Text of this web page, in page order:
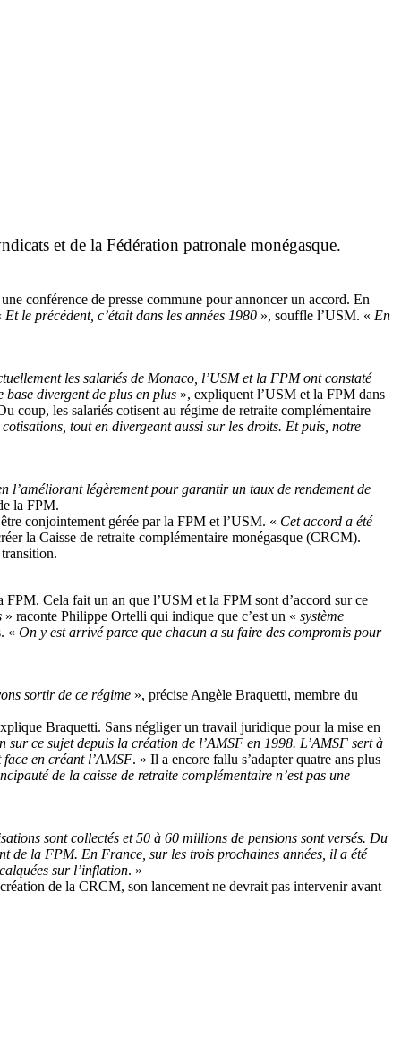
et de la Fédération patronale monégasque.
conférence de presse commune pour annoncer un accord. En
Et le précédent, c’était dans les années 1980 », souffle l’USM. « En
les salariés de Monaco, l’USM et la FPM ont constaté
divergent de plus en plus », expliquent l’USM et la FPM dans
coup, les salariés cotisent au régime de retraite complémentaire
tout en divergeant aussi sur les droits. Et puis, notre
l’améliorant légèrement pour garantir un taux de rendement de
la FPM.
conjointement gérée par la FPM et l’USM. « Cet accord a été
la Caisse de retraite complémentaire monégasque (CRCM).
FPM. Cela fait un an que l’USM et la FPM sont d’accord sur ce
» raconte Philippe Ortelli qui indique que c’est un « système
« On y est arrivé parce que chacun a su faire des compromis pour
sortir de ce régime », précise Angèle Braquetti, membre du
Braquetti. Sans négliger un travail juridique pour la mise en
sur ce sujet depuis la création de l’AMSF en 1998. L’AMSF sert à
en créant l’AMSF. » Il a encore fallu s’adapter quatre ans plus
de la caisse de retraite complémentaire n’est pas une
sont collectés et 50 à 60 millions de pensions sont versés. Du
de la FPM. En France, sur les trois prochaines années, il a été
sur l’inflation. »
de la CRCM, son lancement ne devrait pas intervenir avant